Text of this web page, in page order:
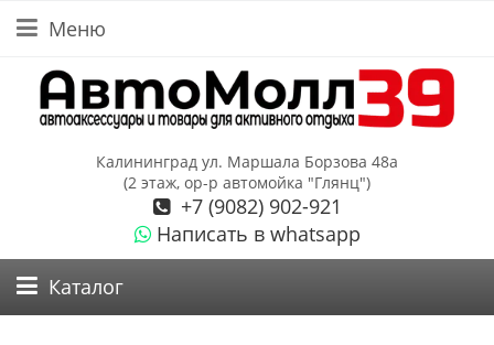
Меню
Калининград ул. Маршала Борзова 48а
(2 этаж, ор-р автомойка "Глянц")
+7 (9082) 902-921
Написать в whatsapp
Каталог